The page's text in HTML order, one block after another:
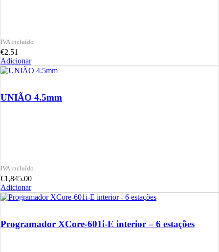
€2.51
Adicionar
UNIÃO 4.5mm
€1,845.00
Adicionar
Programador XCore-601i-E interior – 6 estações